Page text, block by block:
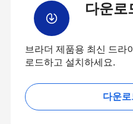
다운로
브라더 제품용 최신 드라
로드하고 설치하세요.
다운로